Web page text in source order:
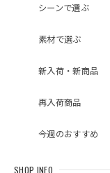
シーンで選ぶ
素材で選ぶ
新入荷・新商品
再入荷商品
今週のおすすめ
SHOP INFO